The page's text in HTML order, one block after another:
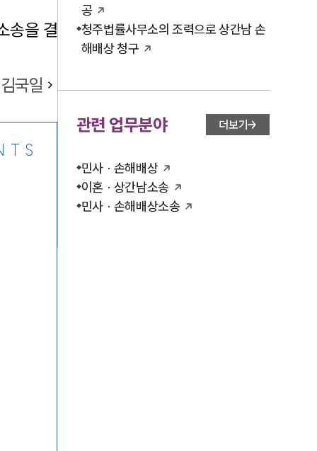
송을 결
김국일
공
청주법률사무소의 조력으로 상간남 손
해배상 청구
관련 업무분야 더보기
민사 · 손해배상
이혼 · 상간남소송
민사 · 손해배상소송